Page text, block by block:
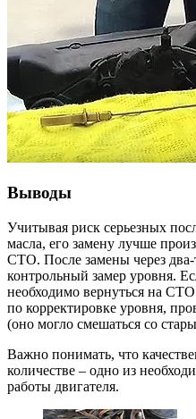
Выводы
Учитывая риск серьезных
масла, его замену лучше
СТО. После замены через два-
контрольный замер уровня.
необходимо вернуться на
по корректировке уровня,
(оно могло смешаться со
Важно понимать, что
количестве – одно из
работы двигателя.